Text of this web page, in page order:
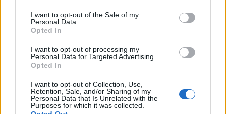
I want to opt-out of the Sale of my
Personal Data.
Opted In
I want to opt-out of processing my
Personal Data for Targeted Advertising.
Opted In
I want to opt-out of Collection, Use,
Retention, Sale, and/or Sharing of my
Personal Data that Is Unrelated with the
Purposes for which it was collected.
INSERISCI LA TUA PARTECIPAZIONE
Il tuo messaggio come segno di vicinanza alla
famiglia.Questo servizio costa 30€ + iva.
Inserisci il testo della partecipazione